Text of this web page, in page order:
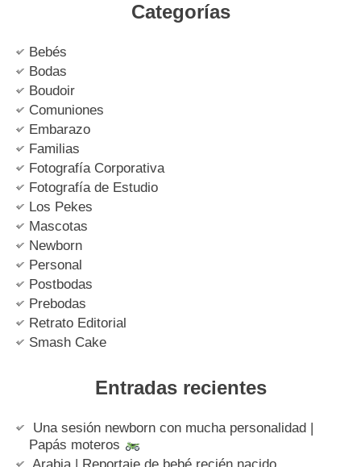
Categorías
Bebés
Bodas
Boudoir
Comuniones
Embarazo
Familias
Fotografía Corporativa
Fotografía de Estudio
Los Pekes
Mascotas
Newborn
Personal
Postbodas
Prebodas
Retrato Editorial
Smash Cake
Entradas recientes
Una sesión newborn con mucha personalidad |
Papás moteros